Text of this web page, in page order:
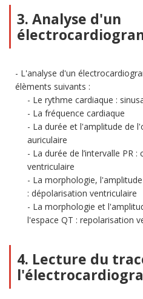
3. Analyse d'un
L'analyse d'un
élèments suivants :
Le rythme cardiaque :
La fréquence cardiaque
La durée et l'amplitude de
auriculaire
La durée de l’intervalle PR
ventriculaire
La morphologie,
: dépolarisation ventriculaire
La morphologie et
l'espace QT : repolarisation
4. Lecture du